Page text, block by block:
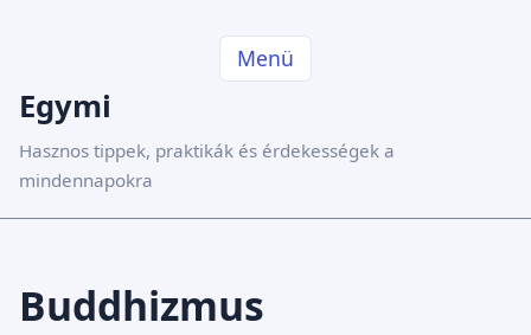
Menü
Egymi
Hasznos tippek, praktikák és érdekességek a
mindennapokra
Buddhizmus